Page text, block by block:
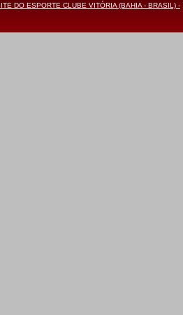
DO ESPORTE CLUBE VITÓRIA (BAHIA - BRASIL) -